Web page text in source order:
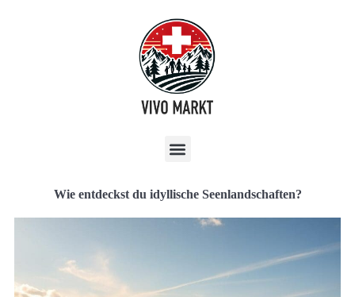
Wie entdeckst du idyllische Seenlandschaften?